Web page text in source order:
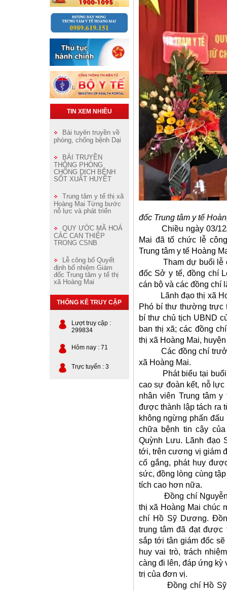
TIN XEM NHIỀU
Bài tuyên truyền về
phòng, chống bệnh Dại
BÀI TRUYỀN
THÔNG PHÒNG
CHỐNG DỊCH BỆNH
SỐT XUẤT HUYẾT
Trung tâm y tế thị xã
Hoàng Mai Từng bước
nỗ lực và phát triển
QUY ƯỚC MÃ HOÁ
CÁC CAN THIỆP
TRONG CSNB
Lễ công bố Quyết
định bổ nhiệm Giám
đốc Trung tâm y tế thị
xã Hoàng Mai
THỐNG KÊ TRUY CẬP
Lượt truy cập :
299834
Hôm nay : 71
Trực tuyến : 3
đốc Trung tâm y tế
Chiều ngày 03/12/
Mai đã tổ chức lễ
Trung tâm y tế Hoàng
Tham dự buổi lễ có
đốc Sở y tế, đồng chí
cán bộ và các đồng chí
Lãnh đạo thị xã
Phó bí thư thường trực
bí thư chủ tịch UBND
ban thị xã; các đồng
thị xã Hoàng Mai,
Các đồng chí trưởng
xã Hoàng Mai.
Phát biểu tại buổi
cao sự đoàn kết, nỗ
nhân viên Trung tâm
được thành lập tách ra
không ngừng phấn
chữa bệnh tin cậy
Quỳnh Lưu. Lãnh đạo
tới, trên cương vị giám
cố gắng, phát huy
sức, đồng lòng cùng
tích cao hơn nữa.
Đồng chí Nguyễn
thị xã Hoàng Mai chúc
chí Hồ Sỹ Dương.
trung tâm đã đạt được
sắp tới tân giám đốc
huy vai trò, trách
càng đi lên, đáp ứng kỳ
trị của đơn vị.
Đồng chí Hồ Sỹ